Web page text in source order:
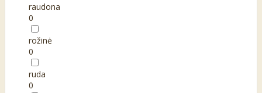
raudona
0
rožinė
0
ruda
0